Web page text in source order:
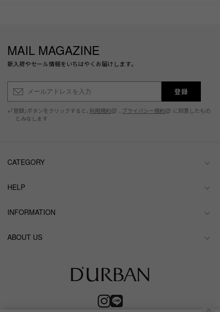
MAIL MAGAZINE
新入荷やセール情報をいちはやくお届けします。
登録
※「登録」ボタンをクリックすると、 利用規約 、 プライバシー規約
に同意したもの
とみなします
CATEGORY
HELP
INFORMATION
ABOUT US